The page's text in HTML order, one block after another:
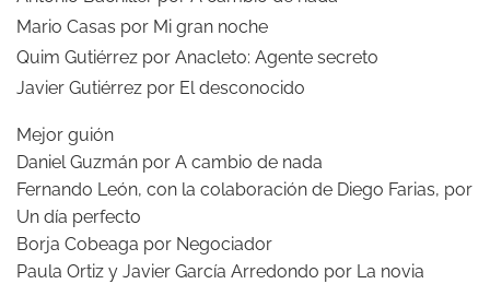
Mario Casas por Mi gran noche
Quim Gutiérrez por Anacleto: Agente secreto
Javier Gutiérrez por El desconocido
Mejor guión
Daniel Guzmán por A cambio de nada
Fernando León, con la colaboración de Diego Farias, por
Un día perfecto
Borja Cobeaga por Negociador
Paula Ortiz y Javier García Arredondo por La novia